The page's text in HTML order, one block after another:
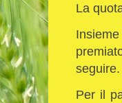
La
seguire.
Per il